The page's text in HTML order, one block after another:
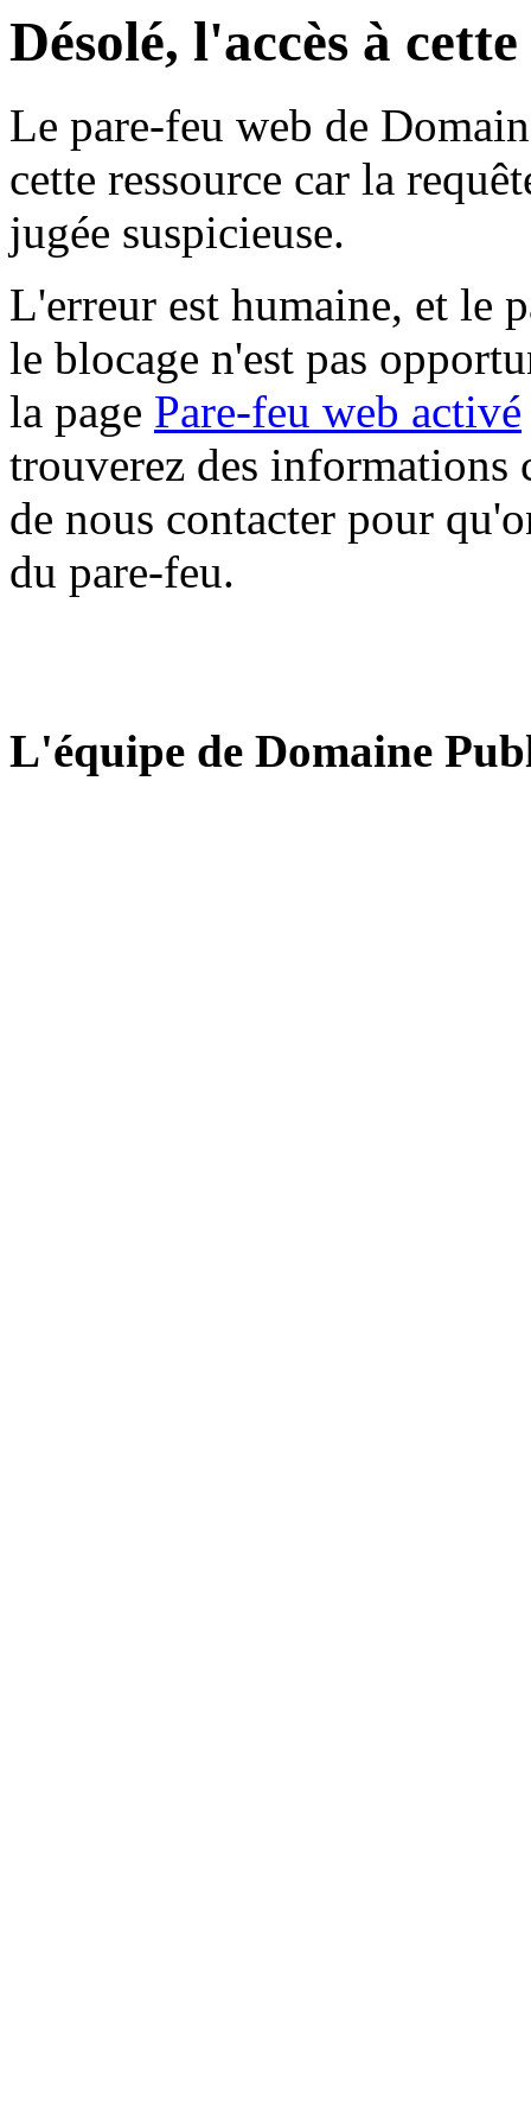
Désolé, l'accès à
Le pare-feu web de
cette ressource car la
jugée suspicieuse.
L'erreur est humaine, et le
le blocage n'est pas
la page Pare-feu web activé
trouverez des informations
de nous contacter pour
du pare-feu.
L'équipe de Domaine